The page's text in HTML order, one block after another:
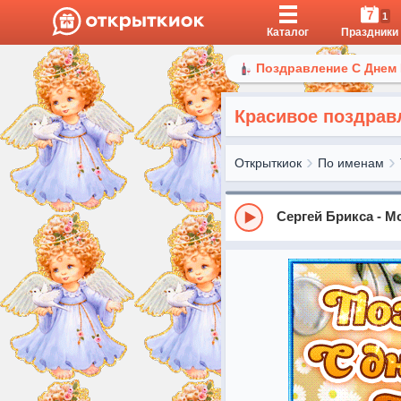
Каталог
7 1
Праздники
Поздравление С
Красивое
Открыткиок По именам
Сергей Брикса -